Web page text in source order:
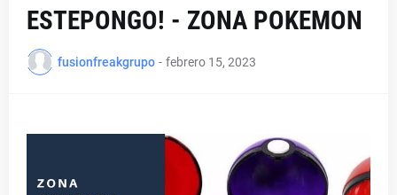
ESTEPONGO! - ZONA POKEMON
fusionfreakgrupo - febrero 15, 2023